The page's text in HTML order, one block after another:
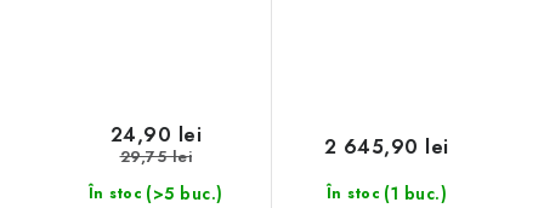
În stoc (>5 buc.)
24,90 lei
29,75 lei
În stoc (1 buc.)
2 645,90 lei